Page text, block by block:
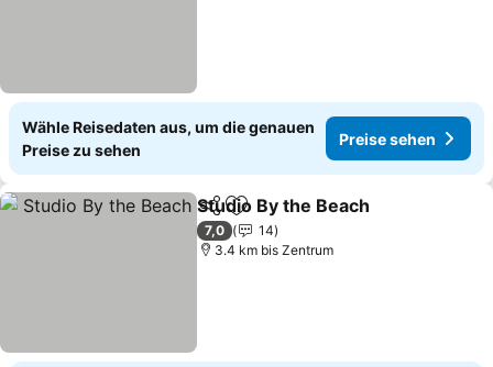
Wähle Reisedaten aus, um die genauen
Preise zu sehen
Preise sehen
TeilenZu Favoriten hinzufügen
Studio By the Beach
7,0
14
3.4 km bis Zentrum